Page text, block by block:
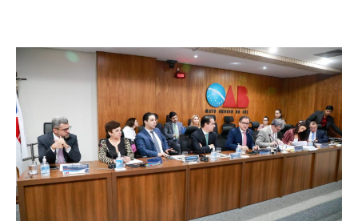
divulga
lista
com
nove
nomes
habilitados
para
vaga
do